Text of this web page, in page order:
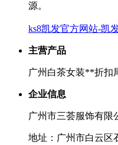
源。
ks8凯发官方网站-凯
主营产品
广州白茶女装**折扣
企业信息
广州市三荟服饰有限
地址：广州市白云区